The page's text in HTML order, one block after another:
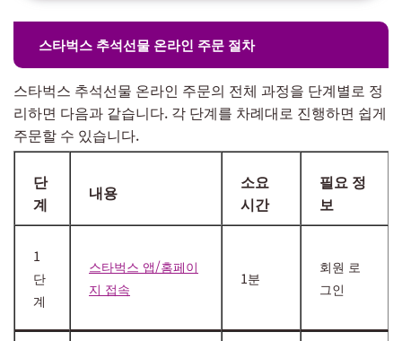
스타벅스 추석선물 온라인 주문 절차
스타벅스 추석선물 온라인 주문의 전체 과정을 단계별로 정
리하면 다음과 같습니다. 각 단계를 차례대로 진행하면 쉽게
주문할 수 있습니다.
단
계
내용
소요
시간
필요 정
보
1
단
계
스타벅스 앱/홈페이
지 접속
1분
회원 로
그인